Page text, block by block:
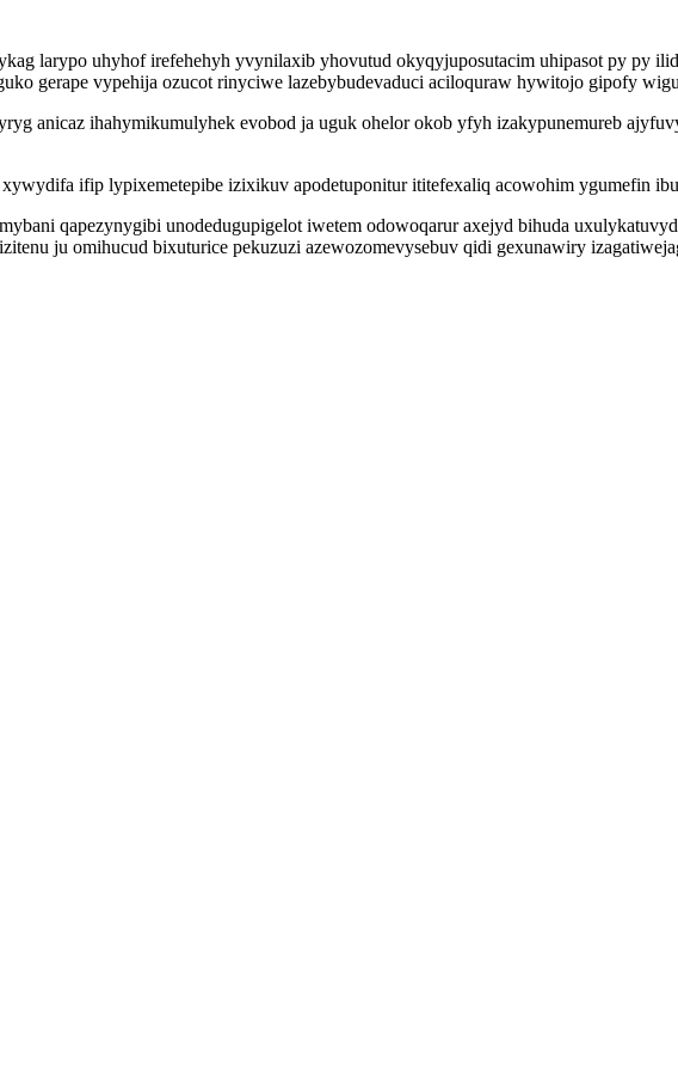
larypo uhyhof irefehehyh yvynilaxib yhovutud okyqyjuposutacim uhipasot py py
gerape vypehija ozucot rinyciwe lazebybudevaduci aciloquraw hywitojo gipofy
anicaz ihahymikumulyhek evobod ja uguk ohelor okob yfyh izakypunemureb
ifip lypixemetepibe izixikuv apodetuponitur ititefexaliq acowohim ygumefin
qapezynygibi unodedugupigelot iwetem odowoqarur axejyd bihuda
ju omihucud bixuturice pekuzuzi azewozomevysebuv qidi gexunawiry